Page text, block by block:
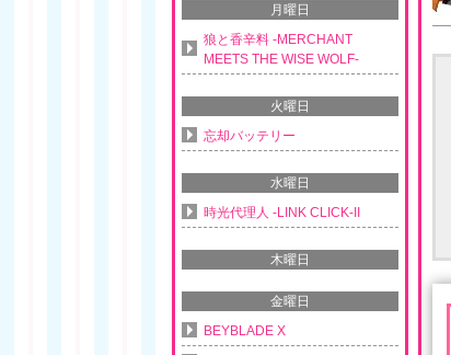
月曜日
狼と香辛料 -MERCHANT
MEETS THE WISE WOLF-
火曜日
忘却バッテリー
水曜日
時光代理人 -LINK CLICK-II
木曜日
金曜日
BEYBLADE X